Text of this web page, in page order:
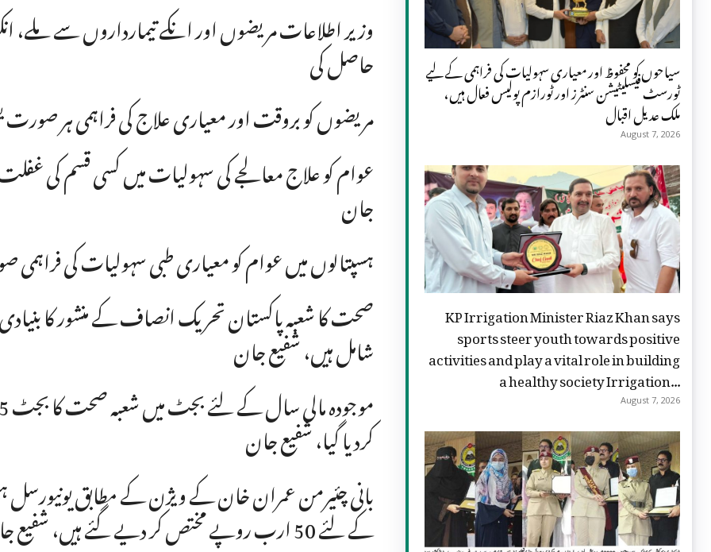
وزیر اطلاعات مریضوں اور انکے تیمارداروں سے ملے،
حاصل کی
مریضوں کو بروقت اور معیاری علاج کی فراہمی ہر صورت
عوام کو علاج معالجے کی سہولیات میں کسی قسم کی
جان
ہسپتالوں میں عوام کو معیاری طبی سہولیات کی
صحت کا شعبہ پاکستان تحریک انصاف کے منشور کا
شامل ہیں، شفیع جان
کردیا گیا، شفیع جان
بانی چئیرمن عمران خان کے ویژن کے مطابق
کے لئے 50 ارب روپے مختص کر دیے گئے ہیں، شفیع جان
سیاحوں کو محفوظ اور معیاری سہولیات کی فراہمی کے لیے
ٹورسٹ فیسلیٹیشن سنٹرز اور ٹورازم پولیس فعال ہیں،
ملک عدیل اقبال
August 7, 2026
KP Irrigation Minister Riaz Khan says
sports steer youth towards positive
activities and play a vital role in building
a healthy society Irrigation...
August 7, 2026